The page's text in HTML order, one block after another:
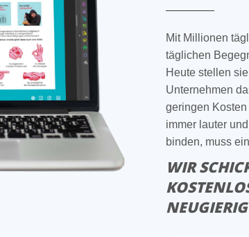
Mit Millionen
täglichen
Heute stellen
Unternehmen
geringen
immer lauter
binden, muss
WIR